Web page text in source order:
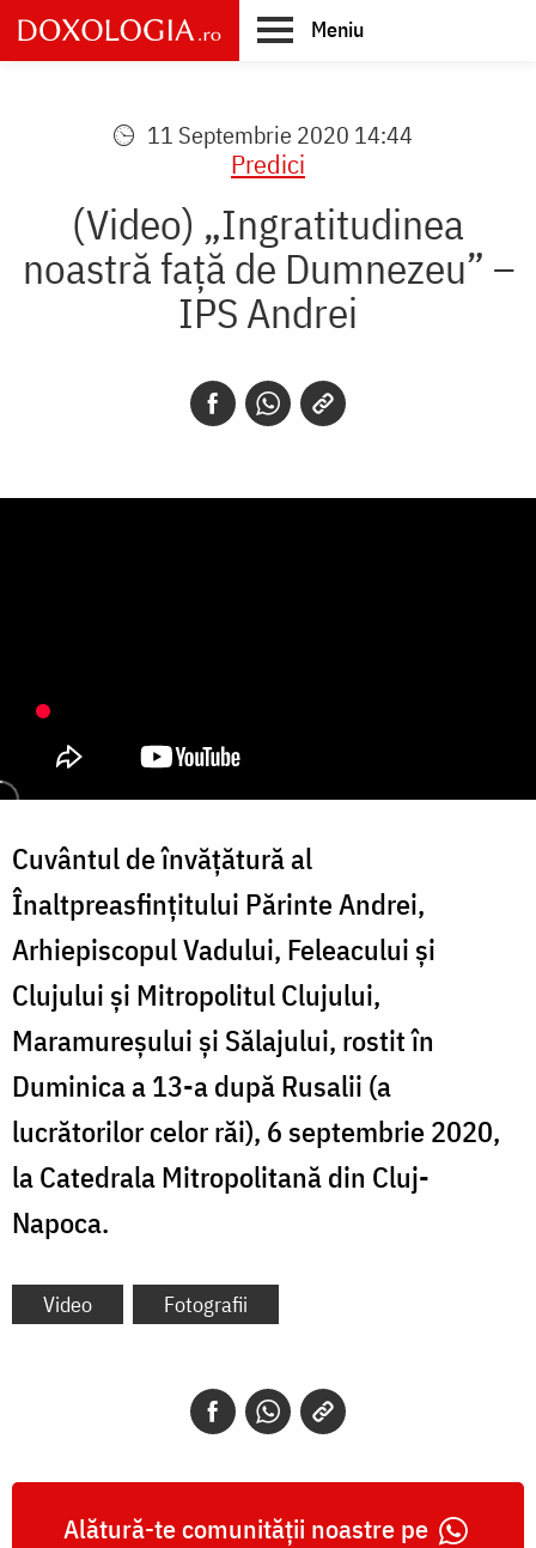
Skip
to
main
Meniu
11 Septembrie 2020 14:44
Predici
(Video) „Ingratitudinea
noastră față de Dumnezeu” –
IPS Andrei
Cuvântul de învățătură al
Înaltpreasfințitului Părinte Andrei,
Arhiepiscopul Vadului, Feleacului și
Clujului și Mitropolitul Clujului,
Maramureșului și Sălajului, rostit în
Duminica a 13-a după Rusalii (a
lucrătorilor celor răi), 6 septembrie 2020,
la Catedrala Mitropolitană din Cluj-
Napoca.
Video Fotografii
Alătură-te comunității noastre pe